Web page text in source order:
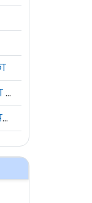
विक्रीकर निरीक्षक प्रश्नपत्रिका संच
सहाय्यक कक्ष अधिकारी प्रश्नपत्रिका संच